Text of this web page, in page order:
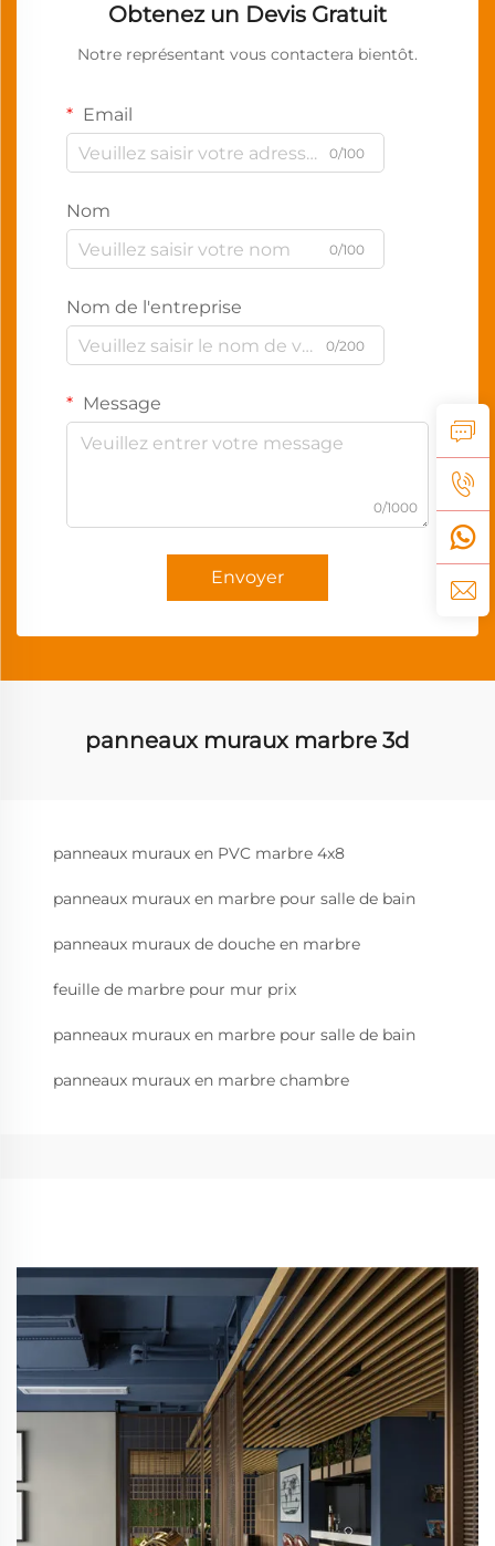
Obtenez un Devis Gratuit
Notre représentant vous contactera bientôt.
Email
0/100
Nom
0/100
Nom de l'entreprise
0/200
Message
0/1000
Envoyer
panneaux muraux marbre 3d
panneaux muraux en PVC marbre 4x8
panneaux muraux en marbre pour salle de bain
panneaux muraux de douche en marbre
feuille de marbre pour mur prix
panneaux muraux en marbre pour salle de bain
panneaux muraux en marbre chambre